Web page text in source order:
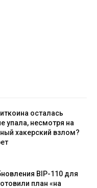
осталась
упала, несмотря на
хакерский взлом?
BIP-110 для
план «на